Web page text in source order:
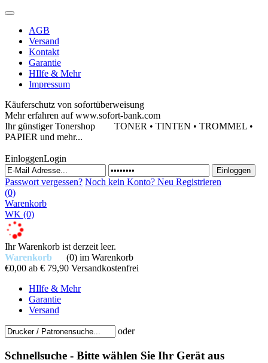
AGB
Versand
Kontakt
Garantie
HIlfe & Mehr
Impressum
Käuferschutz von sofortüberweisung
Mehr erfahren auf www.sofort-bank.com
Ihr günstiger Tonershop TONER • TINTEN • TROMMEL •
PAPIER und mehr...
EinloggenLogin
Passwort vergessen? Noch kein Konto? Neu Registrieren
(0)
Warenkorb
WK (0)
Ihr Warenkorb ist derzeit leer.
Warenkorb
(0) im Warenkorb
€0,00 ab € 79,90 Versandkostenfrei
HIlfe & Mehr
Garantie
Versand
oder
Schnellsuche - Bitte wählen Sie Ihr Gerät aus